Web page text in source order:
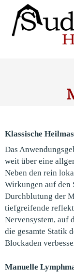
Klassische
Das
weit über eine
Neben den rein
Wirkungen auf den
Durchblutung der
tiefgreifende
Nervensystem, auf
die gesamte Statik
Blockaden
Manuelle